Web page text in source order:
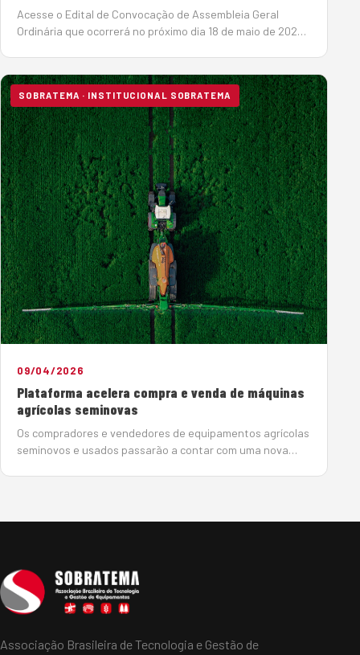
Acesse o Edital de Convocação de Assembleia Geral
Ordinária que ocorrerá no próximo dia 18 de maio de 2026.
para acessar&nbsp…
SOBRATEMA · INSTITUCIONAL SOBRATEMA
09/04/2026
Plataforma acelera compra e venda de máquinas
agrícolas seminovas
Os compradores e vendedores de equipamentos agrícolas
seminovos e usados passarão a contar com uma nova
Associação Brasileira de Tecnologia e Gestão de